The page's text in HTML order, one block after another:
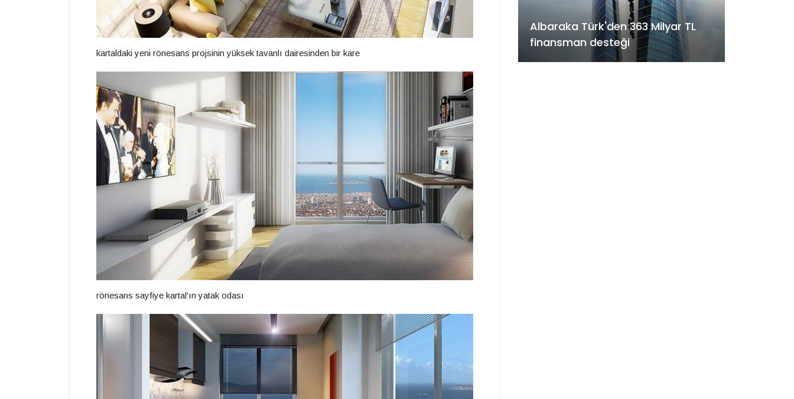
kartaldaki yeni rönesans projsinin yüksek tavanlı dairesinden bir kare
rönesans sayfiye kartal'ın yatak odası
Albaraka Türk'den 363 Milyar TL
finansman desteği